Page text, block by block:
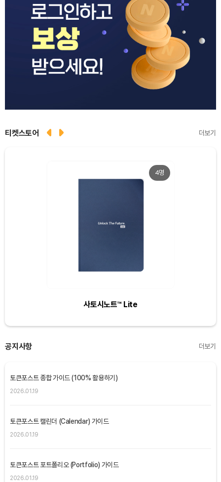
티켓스토어 더보기
4명
사토시노트™ Lite
공지사항 더보기
토큰포스트 종합 가이드 (100% 활용하기)
2026.01.19
토큰포스트 캘린더 (Calendar) 가이드
2026.01.19
토큰포스트 포트폴리오 (Portfolio) 가이드
2026.01.19